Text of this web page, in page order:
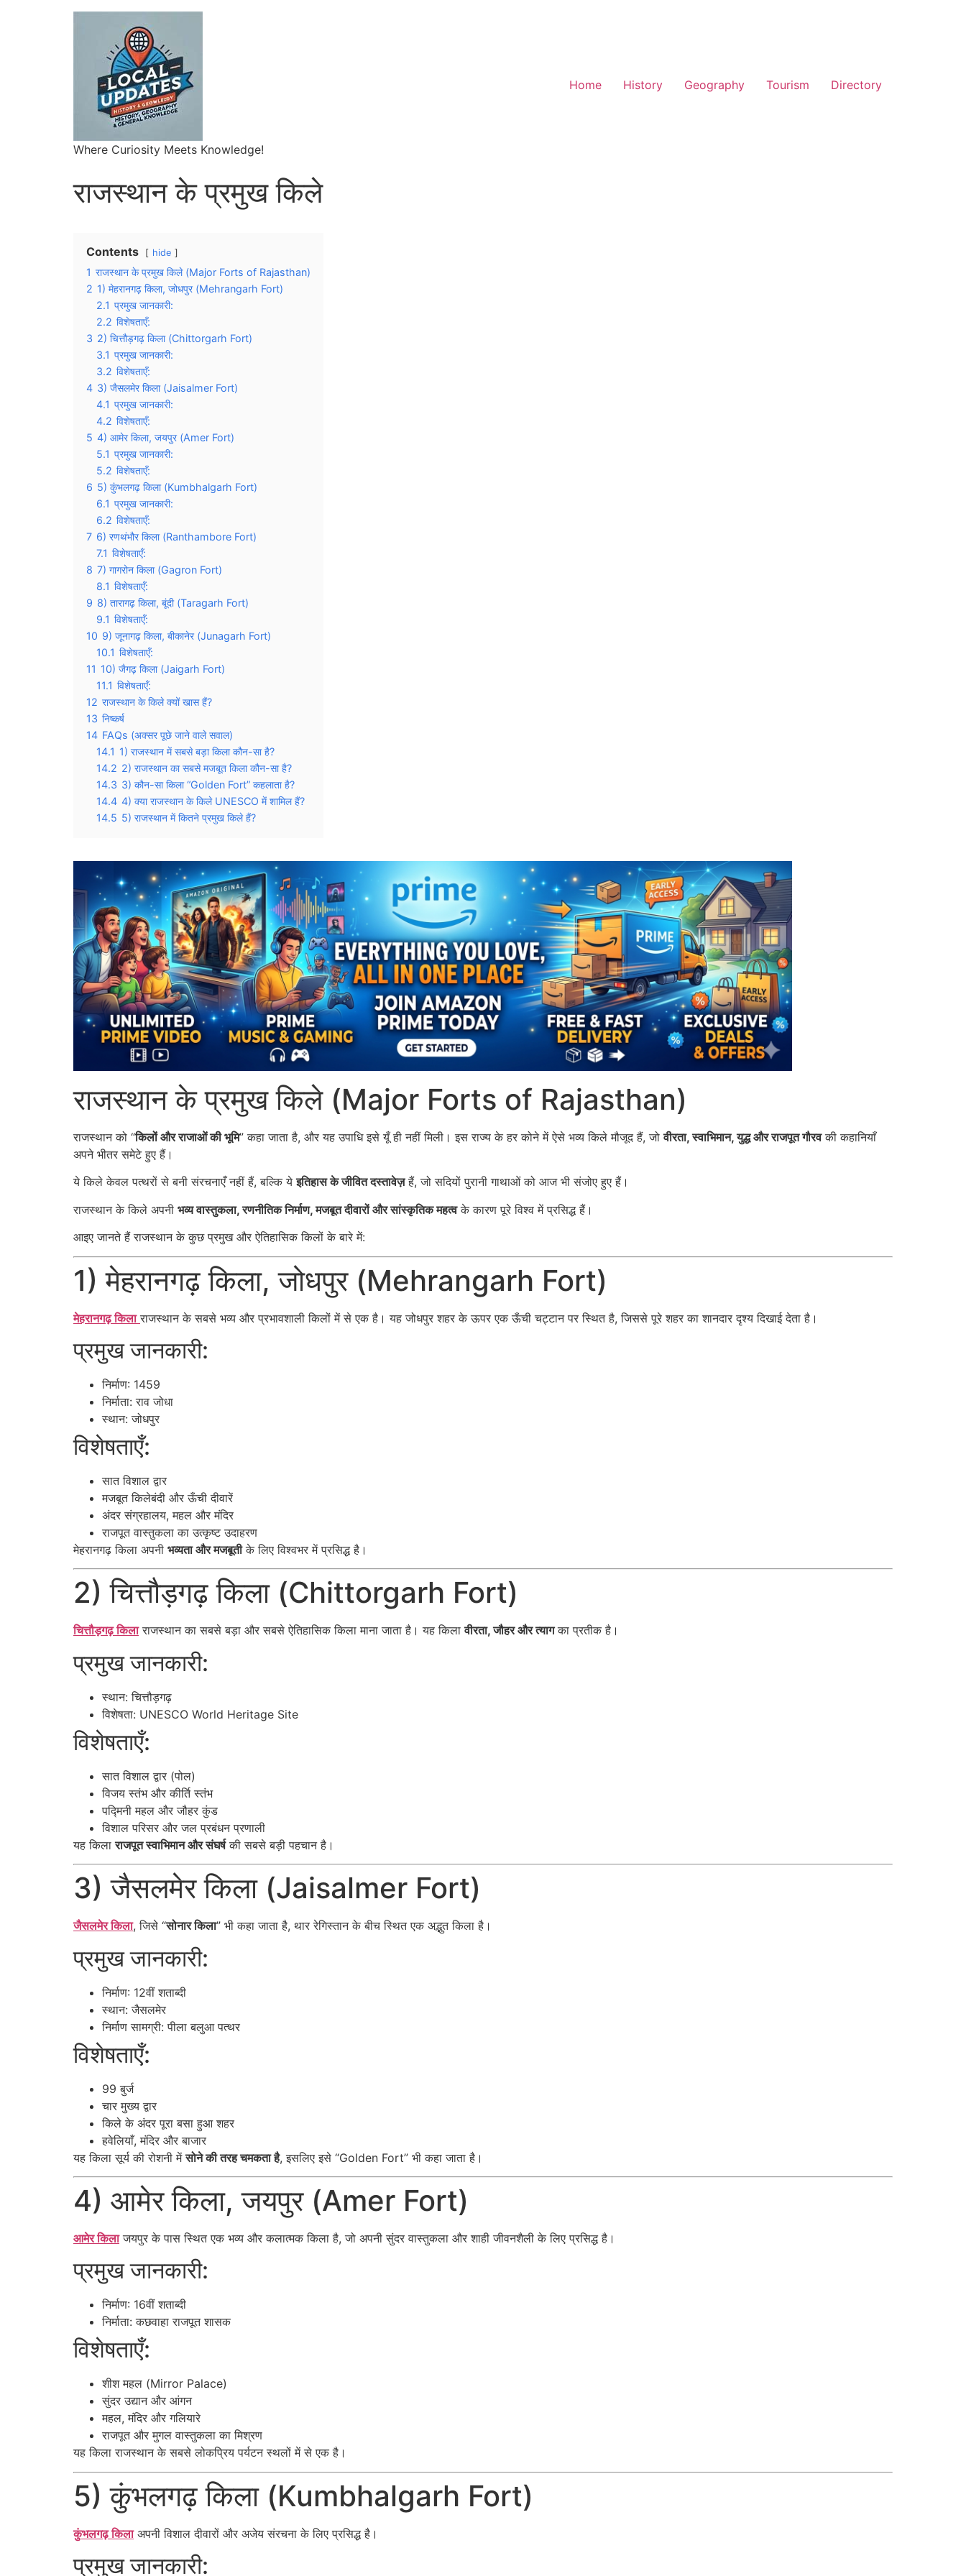
Where Curiosity Meets Knowledge!
Home History Geography Tourism Directory
राजस्थान के प्रमुख किले
Contents hide
1 राजस्थान के प्रमुख किले (Major Forts of Rajasthan)
2 1) मेहरानगढ़ किला, जोधपुर (Mehrangarh Fort)
2.1 प्रमुख जानकारी:
2.2 विशेषताएँ:
3 2) चित्तौड़गढ़ किला (Chittorgarh Fort)
3.1 प्रमुख जानकारी:
3.2 विशेषताएँ:
4 3) जैसलमेर किला (Jaisalmer Fort)
4.1 प्रमुख जानकारी:
4.2 विशेषताएँ:
5 4) आमेर किला, जयपुर (Amer Fort)
5.1 प्रमुख जानकारी:
5.2 विशेषताएँ:
6 5) कुंभलगढ़ किला (Kumbhalgarh Fort)
6.1 प्रमुख जानकारी:
6.2 विशेषताएँ:
7 6) रणथंभौर किला (Ranthambore Fort)
7.1 विशेषताएँ:
8 7) गागरोन किला (Gagron Fort)
8.1 विशेषताएँ:
9 8) तारागढ़ किला, बूंदी (Taragarh Fort)
9.1 विशेषताएँ:
10 9) जूनागढ़ किला, बीकानेर (Junagarh Fort)
10.1 विशेषताएँ:
11 10) जैगढ़ किला (Jaigarh Fort)
11.1 विशेषताएँ:
12 राजस्थान के किले क्यों खास हैं?
13 निष्कर्ष
14 FAQs (अक्सर पूछे जाने वाले सवाल)
14.1 1) राजस्थान में सबसे बड़ा किला कौन-सा है?
14.2 2) राजस्थान का सबसे मजबूत किला कौन-सा है?
14.3 3) कौन-सा किला “Golden Fort” कहलाता है?
14.4 4) क्या राजस्थान के किले UNESCO में शामिल हैं?
14.5 5) राजस्थान में कितने प्रमुख किले हैं?
राजस्थान के प्रमुख किले (Major Forts of Rajasthan)
राजस्थान को “किलों और राजाओं की भूमि” कहा जाता है, और यह उपाधि इसे यूँ ही नहीं मिली। इस राज्य के हर कोने में ऐसे भव्य किले मौजूद हैं, जोवीरता, स्वाभिमान, युद्ध और राजपूत गौरवकी कहानियाँ
अपने भीतर समेटे हुए हैं।
ये किले केवल पत्थरों से बनी संरचनाएँ नहीं हैं, बल्कि येइतिहास के जीवित दस्तावेज़हैं, जो सदियों पुरानी गाथाओं को आज भी संजोए हुए हैं।
राजस्थान के किले अपनी भव्य वास्तुकला, रणनीतिक निर्माण, मजबूत दीवारों और सांस्कृतिक महत्वके कारण पूरे विश्व में प्रसिद्ध हैं।
आइए जानते हैं राजस्थान के कुछ प्रमुख और ऐतिहासिक किलों के बारे में:
1) मेहरानगढ़ किला, जोधपुर (Mehrangarh Fort)
मेहरानगढ़ किला राजस्थान के सबसे भव्य और प्रभावशाली किलों में से एक है। यह जोधपुर शहर के ऊपर एक ऊँची चट्टान पर स्थित है, जिससे पूरे शहर का शानदार दृश्य दिखाई देता है।
प्रमुख जानकारी:
निर्माण: 1459
निर्माता: राव जोधा
स्थान: जोधपुर
विशेषताएँ:
सात विशाल द्वार
मजबूत किलेबंदी और ऊँची दीवारें
अंदर संग्रहालय, महल और मंदिर
राजपूत वास्तुकला का उत्कृष्ट उदाहरण
मेहरानगढ़ किला अपनी भव्यता और मजबूतीके लिए विश्वभर में प्रसिद्ध है।
2) चित्तौड़गढ़ किला (Chittorgarh Fort)
चित्तौड़गढ़ किलाराजस्थान का सबसे बड़ा और सबसे ऐतिहासिक किला माना जाता है। यह किलावीरता, जौहर और त्यागका प्रतीक है।
प्रमुख जानकारी:
स्थान: चित्तौड़गढ़
विशेषता: UNESCO World Heritage Site
विशेषताएँ:
सात विशाल द्वार (पोल)
विजय स्तंभ और कीर्ति स्तंभ
पद्मिनी महल और जौहर कुंड
विशाल परिसर और जल प्रबंधन प्रणाली
यह किलाराजपूत स्वाभिमान और संघर्षकी सबसे बड़ी पहचान है।
3) जैसलमेर किला (Jaisalmer Fort)
जैसलमेर किला, जिसे “सोनार किला” भी कहा जाता है, थार रेगिस्तान के बीच स्थित एक अद्भुत किला है।
प्रमुख जानकारी:
निर्माण: 12वीं शताब्दी
स्थान: जैसलमेर
निर्माण सामग्री: पीला बलुआ पत्थर
विशेषताएँ:
99 बुर्ज
चार मुख्य द्वार
किले के अंदर पूरा बसा हुआ शहर
हवेलियाँ, मंदिर और बाजार
यह किला सूर्य की रोशनी मेंसोने की तरह चमकता है, इसलिए इसे “Golden Fort” भी कहा जाता है।
4) आमेर किला, जयपुर (Amer Fort)
आमेर किलाजयपुर के पास स्थित एक भव्य और कलात्मक किला है, जो अपनी सुंदर वास्तुकला और शाही जीवनशैली के लिए प्रसिद्ध है।
प्रमुख जानकारी:
निर्माण: 16वीं शताब्दी
निर्माता: कछवाहा राजपूत शासक
विशेषताएँ:
शीश महल (Mirror Palace)
सुंदर उद्यान और आंगन
महल, मंदिर और गलियारे
राजपूत और मुगल वास्तुकला का मिश्रण
यह किला राजस्थान के सबसे लोकप्रिय पर्यटन स्थलों में से एक है।
5) कुंभलगढ़ किला (Kumbhalgarh Fort)
कुंभलगढ़ किलाअपनी विशाल दीवारों और अजेय संरचना के लिए प्रसिद्ध है।
प्रमुख जानकारी: